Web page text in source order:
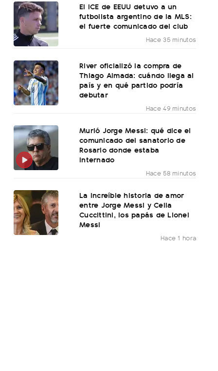
El ICE de EEUU detuvo a un
futbolista argentino de la MLS:
el fuerte comunicado del club
Hace 35 minutos
River oficializó la compra de
Thiago Almada: cuándo llega al
país y en qué partido podría
debutar
Hace 49 minutos
Murió Jorge Messi: qué dice el
comunicado del sanatorio de
Rosario donde estaba
internado
Hace 58 minutos
La increíble historia de amor
entre Jorge Messi y Celia
Cuccittini, los papás de Lionel
Messi
Hace 1 hora